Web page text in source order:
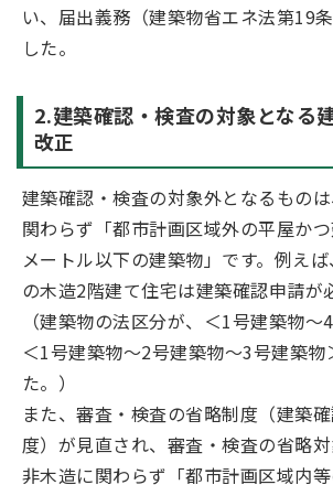
い、届出義務（建築物省エネ法第19
した。
2.建築確認・検査の対象となる
改正
建築確認・検査の対象外となるもの
関わらず「都市計画区域外の平屋か
メートル以下の建築物」です。例え
の木造2階建て住宅は建築確認申請が
（建築物の法区分が、＜1号建築物
＜1号建築物～2号建築物～3号建築物
た。）
また、審査・検査の省略制度（建築
度）が見直され、審査・検査の省略
非木造に関わらず「都市計画区域内